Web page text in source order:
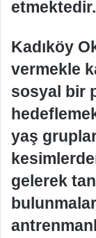
etmektedir.
Kadıköy
vermekle
sosyal bir
yaş
gelerek